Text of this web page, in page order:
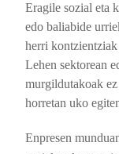
Eragile sozial eta
edo baliabide
herri
Lehen sektorean
murgildutakoak
horretan uko
Enpresen